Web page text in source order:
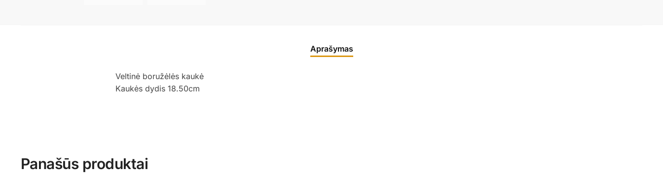
Aprašymas
Veltinė boružėlės kaukė
Kaukės dydis 18.50cm
Panašūs produktai